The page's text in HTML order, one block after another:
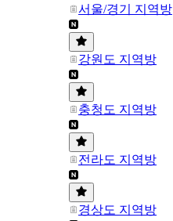
서울/경기 지역방
강원도 지역방
충청도 지역방
전라도 지역방
경상도 지역방